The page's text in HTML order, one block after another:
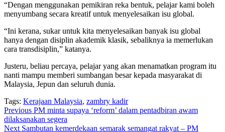
“Dengan menggunakan pemikiran reka bentuk, pelajar kami boleh
menyumbang secara kreatif untuk menyelesaikan isu global.
“Ini kerana, sukar untuk kita menyelesaikan banyak isu global
hanya dengan disiplin akademik klasik, sebaliknya ia memerlukan
cara transdisiplin,” katanya.
Justeru, beliau percaya, pelajar yang akan menamatkan program itu
nanti mampu memberi sumbangan besar kepada masyarakat di
Malaysia, Jepun dan seluruh dunia.
Tags: Kerajaan Malaysia, zambry kadir
Continue
Reading
Previous PM minta supaya ‘reform’ dalam pentadbiran awam
dilaksanakan segera
Next Sambutan kemerdekaan semarak semangat rakyat – PM